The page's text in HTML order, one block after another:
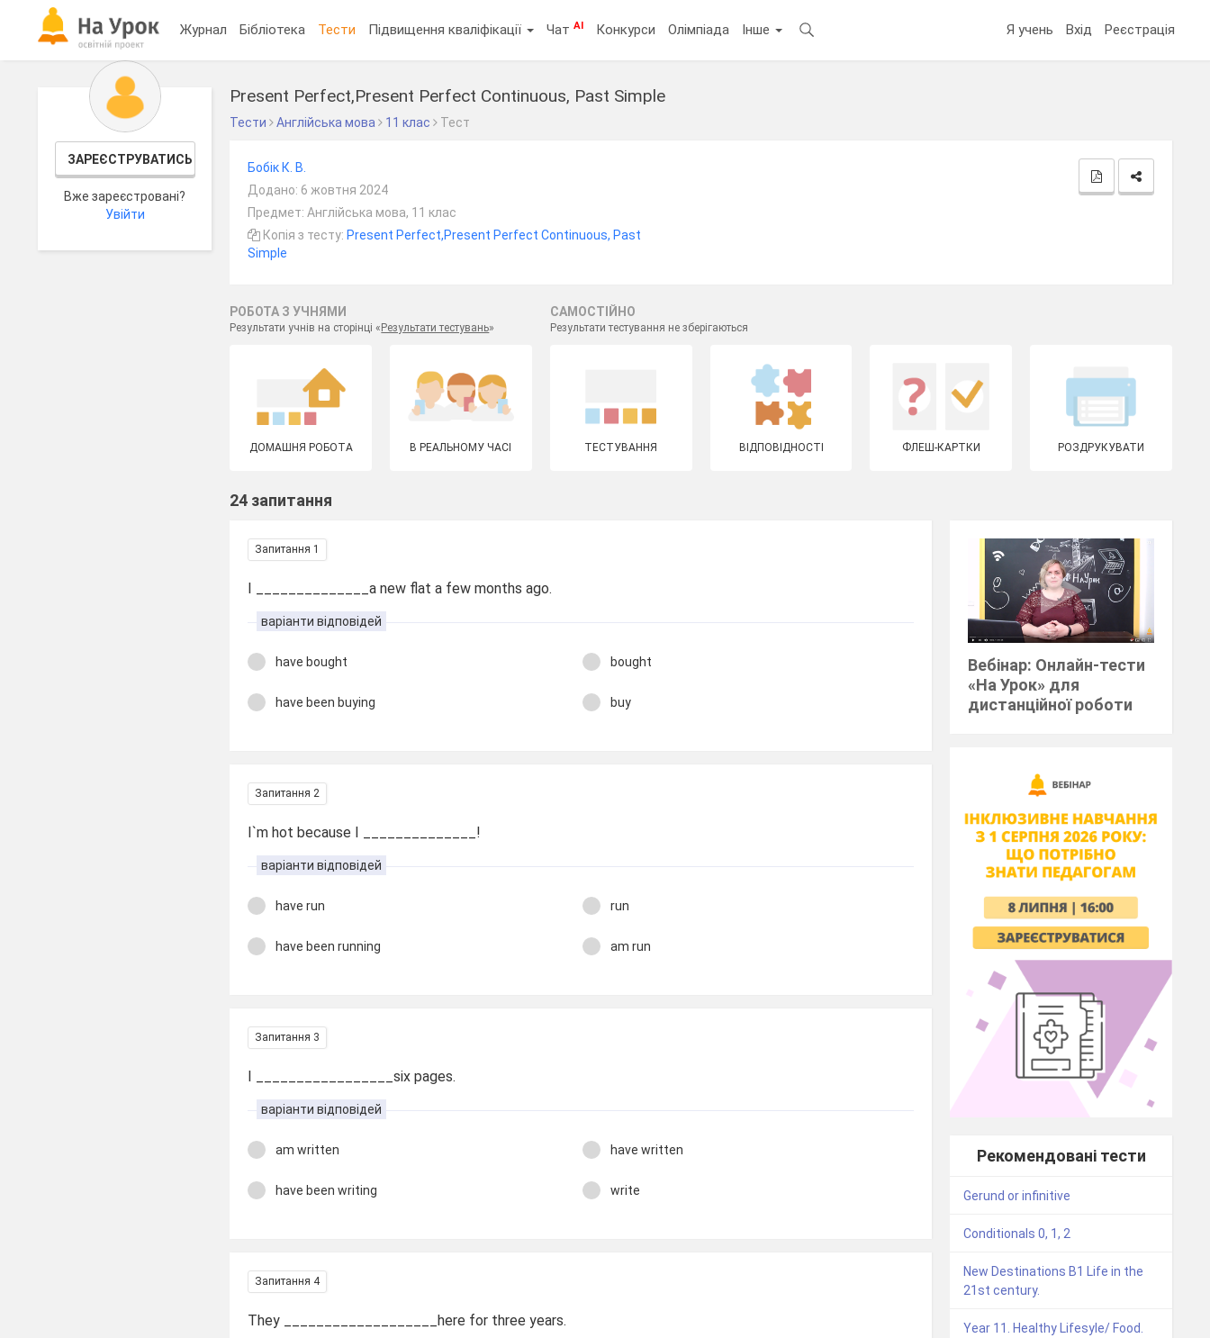
Журнал Бібліотека Тести Підвищення кваліфікації ЧатAI Конкурси Олімпіада Інше Я учень Вхід Реєстрація
ЗАРЕЄСТРУВАТИСЬ
Вже зареєстровані?
Увійти
Present Perfect,Present Perfect Continuous, Past Simple
Тести Англійська мова 11 клас Тест
Бобік К. В.
Додано: 6 жовтня 2024
Предмет: Англійська мова, 11 клас
Копія з тесту: Present Perfect,Present Perfect Continuous, Past
Simple
РОБОТА З УЧНЯМИ
Результати учнів на сторінці « Результати тестувань»
САМОСТІЙНО
Результати тестування не зберігаються
ДОМАШНЯ РОБОТА В РЕАЛЬНОМУ ЧАСІ ТЕСТУВАННЯ ВІДПОВІДНОСТІ ФЛЕШ-КАРТКИ РОЗДРУКУВАТИ
24 запитання
Запитання 1
I ______________a new flat a few months ago.
варіанти відповідей
have bought bought
have been buying buy
Запитання 2
I`m hot because I ______________!
варіанти відповідей
have run run
have been running am run
Запитання 3
I _________________six pages.
варіанти відповідей
am written have written
have been writing write
Запитання 4
They ___________________here for three years.
Вебінар: Онлайн-тести
«На Урок» для
дистанційної роботи
Рекомендовані тести
Gerund or infinitive
Conditionals 0, 1, 2
New Destinations B1 Life in the
21st century.
Year 11. Healthy Lifesyle/ Food.